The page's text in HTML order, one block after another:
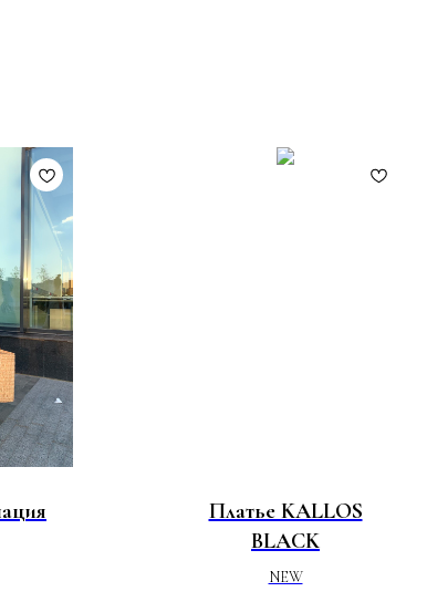
Платье KALLOS
BLACK
NEW